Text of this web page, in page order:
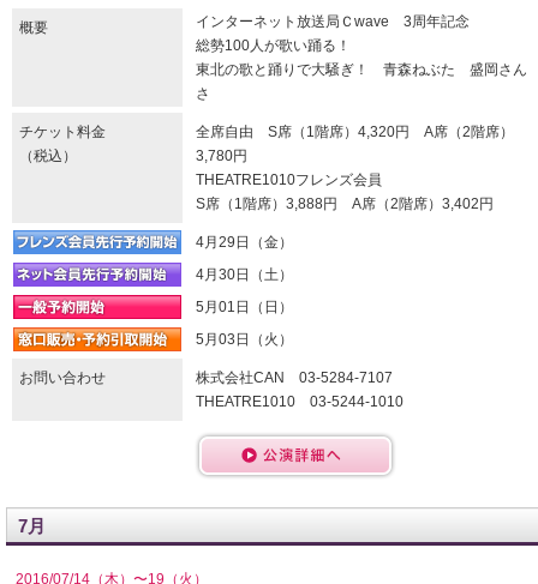
概要
インターネット放送局Ｃwave 3周年記念
総勢100人が歌い踊る！
東北の歌と踊りで大騒ぎ！ 青森ねぶた 盛岡さん
さ
チケット料金
（税込）
全席自由 S席（1階席）4,320円 A席（2階席）
3,780円
THEATRE1010フレンズ会員
S席（1階席）3,888円 A席（2階席）3,402円
4月29日（金）
4月30日（土）
5月01日（日）
5月03日（火）
お問い合わせ
株式会社CAN 03-5284-7107
THEATRE1010 03-5244-1010
7月
2016/07/14（木）〜19（火）